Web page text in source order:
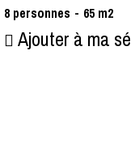
8 personnes 65 m2
Ajouter à ma